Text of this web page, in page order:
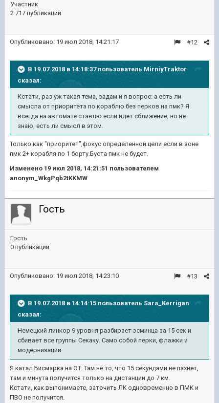
Участник
2 717 публикаций
#12
Опубликовано: 19 июл 2018, 14:21:17
В 19.07.2018 в 14:18:37 пользователь MirniyTraktor
сказал:
Кстати, раз уж такая тема, задам и я вопрос: а есть ли
смысла от приоритета по кораблю без перков на пмк? Я
всегда на автомате ставлю если идет сближение, но не
знаю, есть ли смысл в этом.
Только как "приоритет",фокус определенной цели если в зоне
пмк 2+ корабля по 1 борту.Буста пмк не будет.
Изменено 19 июл 2018, 14:21:51 пользователем
anonym_WkgPqb2tKKMW
Гость
Гость
0 публикаций
#13
Опубликовано: 19 июл 2018, 14:23:10
В 19.07.2018 в 14:14:15 пользователь Sara_Kerrigan
сказал:
Немецкий линкор 9 уровня разбирает эсминца за 15 сек и
сбивает все группы Секаку. Само собой перки, флажки и
модернизации.
Я катал Бисмарка на ОТ. Там не то, что 15 секундами не пахнет,
там и минута получится только на дистанции до 7 км.
Кстати, как выпонимаете, заточить ЛК одновременно в ПМК и
ПВО не получится.